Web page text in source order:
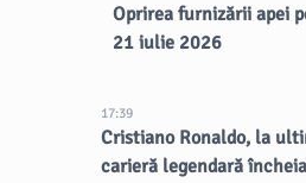
Oprirea furnizării apei
21 iulie 2026
17:39
Cristiano Ronaldo, la
carieră legendară